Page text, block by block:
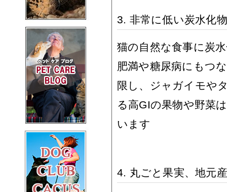
3. 非常に低い炭水化
猫の自然な食事に炭
肥満や糖尿病にもつ
限し、ジャガイモや
る高GIの果物や野菜
います
4. 丸ごと果実、地元